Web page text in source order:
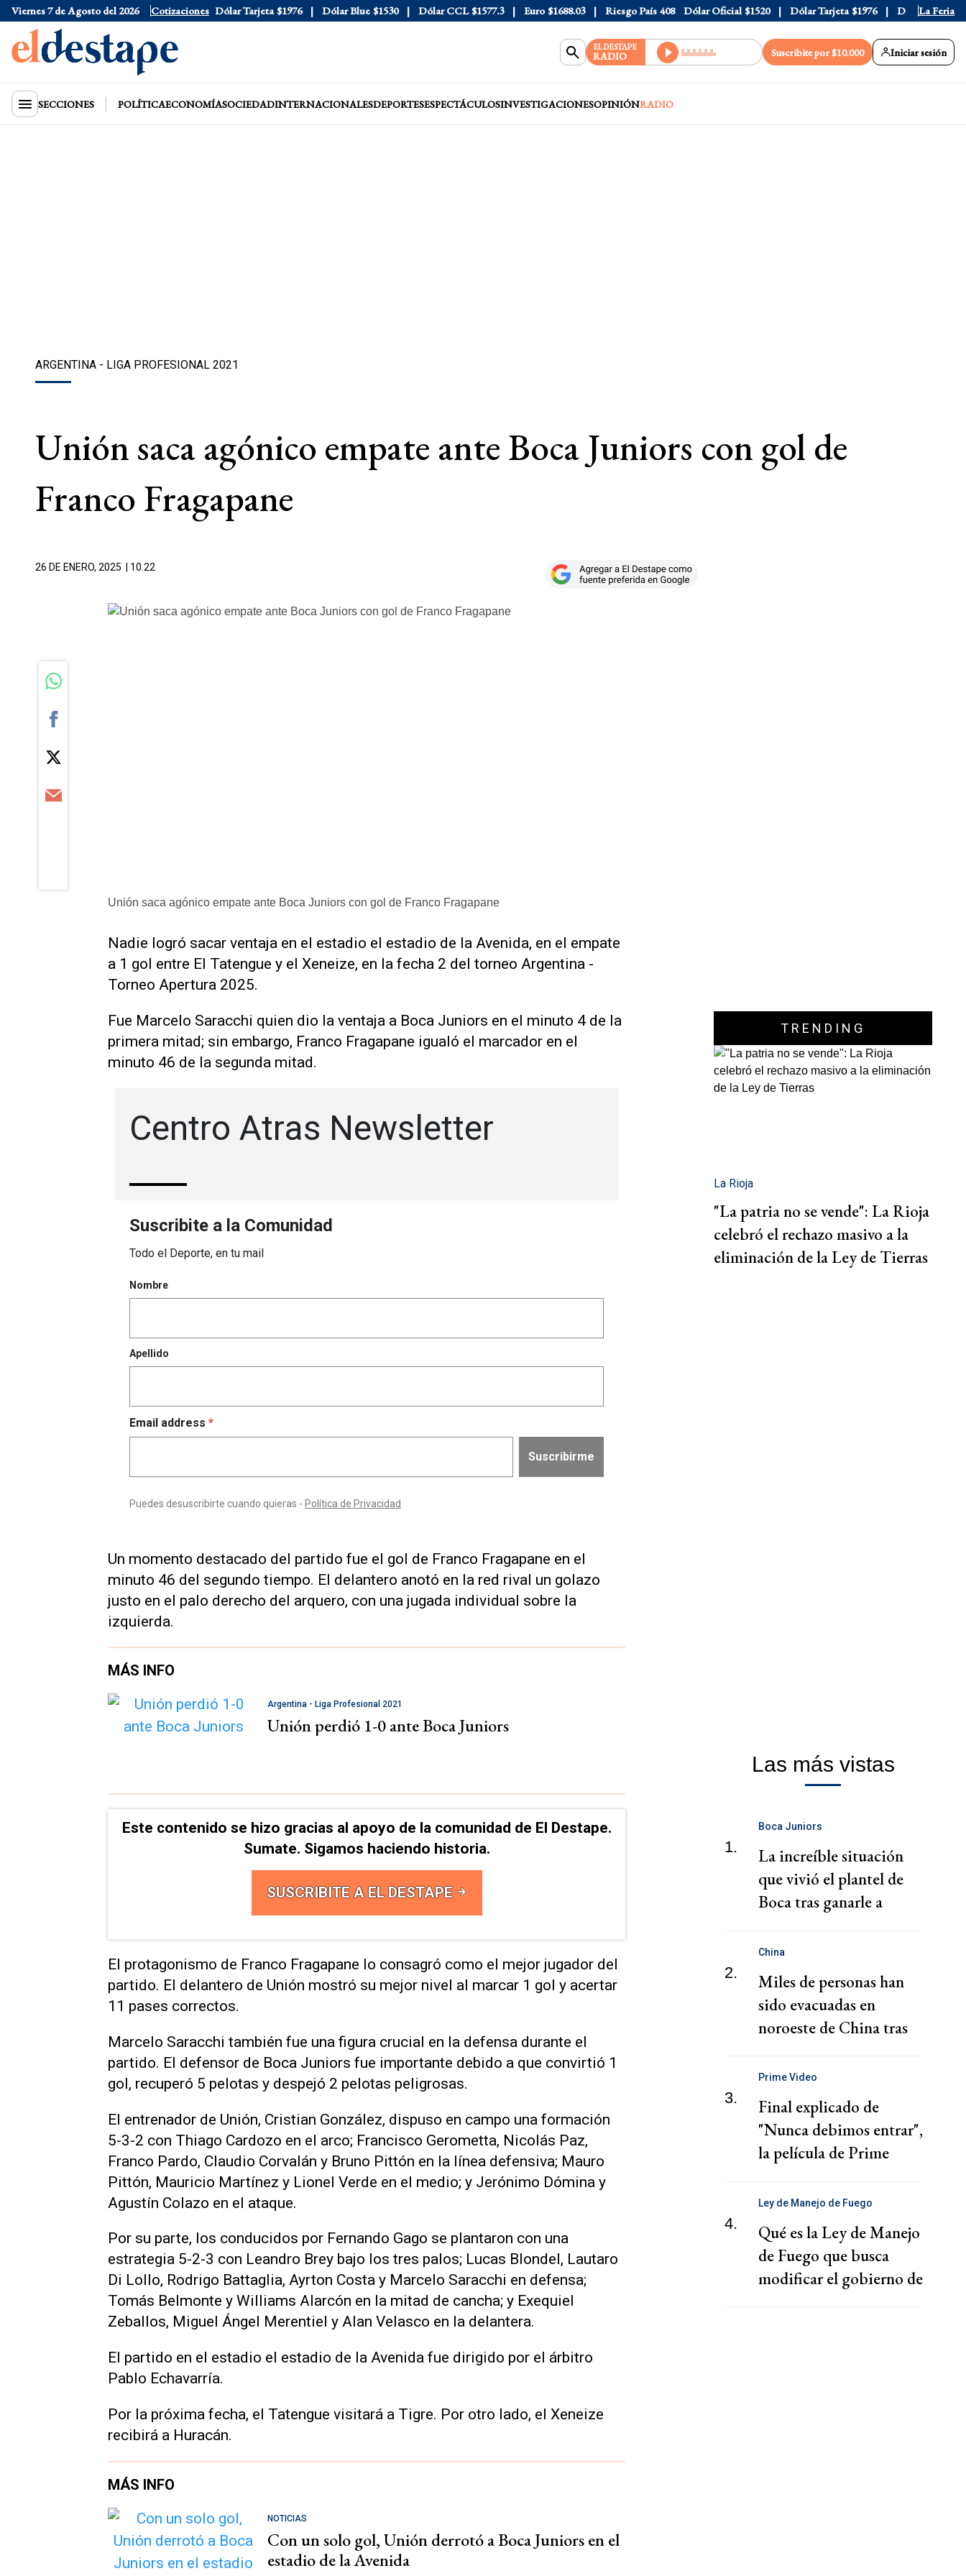
Viernes 7 de Agosto del 2026 Cotizaciones
Dólar Oficial $1520 Dólar Tarjeta $1976 Dólar Blue $1530 Dólar CCL $1577.3 Euro $1688.03 Riesgo País 408 Dólar Oficial $1520 Dólar Tarjeta $1976 Dólar Blue $1530
La Feria
EL DESTAPE
RADIO Suscribite por $10.000 Iniciar sesión
SECCIONES POLÍTICAECONOMÍASOCIEDADINTERNACIONALESDEPORTESESPECTÁCULOSINVESTIGACIONESOPINIÓNRADIO
ARGENTINA - LIGA PROFESIONAL 2021
Unión saca agónico empate ante Boca Juniors con gol de
Franco Fragapane
26 DE ENERO, 2025 | 10.22
Unión saca agónico empate ante Boca Juniors con gol de Franco Fragapane
Nadie logró sacar ventaja en el estadio el estadio de la Avenida, en el empate
a 1 gol entre El Tatengue y el Xeneize, en la fecha 2 del torneo Argentina -
Torneo Apertura 2025.
Fue Marcelo Saracchi quien dio la ventaja a Boca Juniors en el minuto 4 de la
primera mitad; sin embargo, Franco Fragapane igualó el marcador en el
minuto 46 de la segunda mitad.
Un momento destacado del partido fue el gol de Franco Fragapane en el
minuto 46 del segundo tiempo. El delantero anotó en la red rival un golazo
justo en el palo derecho del arquero, con una jugada individual sobre la
izquierda.
MÁS INFO
Argentina - Liga Profesional 2021
Unión perdió 1-0 ante Boca Juniors
Este contenido se hizo gracias al apoyo de la comunidad de El Destape.
Sumate. Sigamos haciendo historia.
SUSCRIBITE A EL DESTAPE
El protagonismo de Franco Fragapane lo consagró como el mejor jugador del
partido. El delantero de Unión mostró su mejor nivel al marcar 1 gol y acertar
11 pases correctos.
Marcelo Saracchi también fue una figura crucial en la defensa durante el
partido. El defensor de Boca Juniors fue importante debido a que convirtió 1
gol, recuperó 5 pelotas y despejó 2 pelotas peligrosas.
El entrenador de Unión, Cristian González, dispuso en campo una formación
5-3-2 con Thiago Cardozo en el arco; Francisco Gerometta, Nicolás Paz,
Franco Pardo, Claudio Corvalán y Bruno Pittón en la línea defensiva; Mauro
Pittón, Mauricio Martínez y Lionel Verde en el medio; y Jerónimo Dómina y
Agustín Colazo en el ataque.
Por su parte, los conducidos por Fernando Gago se plantaron con una
estrategia 5-2-3 con Leandro Brey bajo los tres palos; Lucas Blondel, Lautaro
Di Lollo, Rodrigo Battaglia, Ayrton Costa y Marcelo Saracchi en defensa;
Tomás Belmonte y Williams Alarcón en la mitad de cancha; y Exequiel
Zeballos, Miguel Ángel Merentiel y Alan Velasco en la delantera.
El partido en el estadio el estadio de la Avenida fue dirigido por el árbitro
Pablo Echavarría.
Por la próxima fecha, el Tatengue visitará a Tigre. Por otro lado, el Xeneize
recibirá a Huracán.
MÁS INFO
NOTICIAS
Con un solo gol, Unión derrotó a Boca Juniors en el
estadio de la Avenida
TRENDING
La Rioja
"La patria no se vende": La Rioja
celebró el rechazo masivo a la
eliminación de la Ley de Tierras
Las más vistas
1.
Boca Juniors
La increíble situación
que vivió el plantel de
Boca tras ganarle a
2.
China
Miles de personas han
sido evacuadas en
noroeste de China tras
inundaciones
3.
Prime Video
Final explicado de
"Nunca debimos entrar",
la película de Prime
4.
Ley de Manejo de Fuego
Qué es la Ley de Manejo
de Fuego que busca
modificar el gobierno de